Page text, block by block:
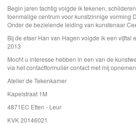
Begin jaren tachtig volgde ik tekenen,
toenmalige centrum voor kunstzinnige vorming
Onder de bezielende leiding van kunstenaar
Bij de etser Han van Hagen volgde ik een vijftal
2013
Mocht u interesse hebben in een van de
via het contactformulier contact met mij
Atelier de Tekenkamer
Kapelstraat 1M
4871EC Etten - Leur
KVK 20146021